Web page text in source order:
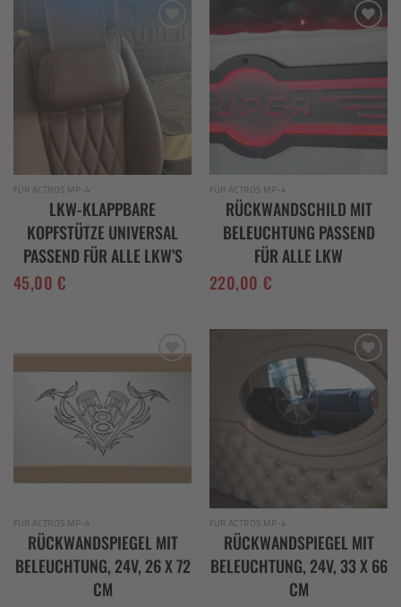
FÜR ACTROS MP-4
LKW-KLAPPBARE
KOPFSTÜTZE UNIVERSAL
PASSEND FÜR ALLE LKW’S
45,00€
FÜR ACTROS MP-4
RÜCKWANDSCHILD MIT
BELEUCHTUNG PASSEND
FÜR ALLE LKW
220,00 €
Add to
wishlist
FÜR ACTROS MP-4
RÜCKWANDSPIEGEL MIT
BELEUCHTUNG, 24V, 26 X 72
CM
Add to
wishlist
FÜR ACTROS MP-4
RÜCKWANDSPIEGEL MIT
BELEUCHTUNG, 24V, 33 X 66
CM